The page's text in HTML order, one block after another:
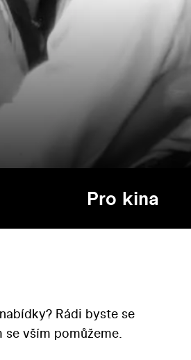
Pro kina
Rádi byste se
vším pomůžeme.